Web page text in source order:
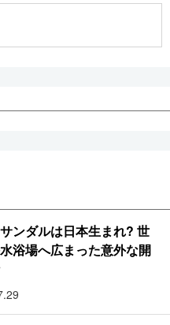
ンダルは日本生まれ? 世
浴場へ広まった意外な開